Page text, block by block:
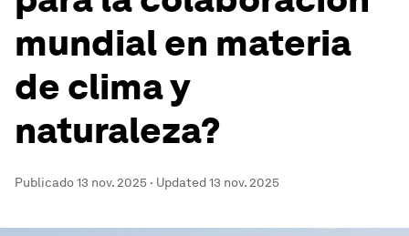
mundial en materia
de clima y
naturaleza?
Publicado13 nov. 2025 · Updated13 nov. 2025